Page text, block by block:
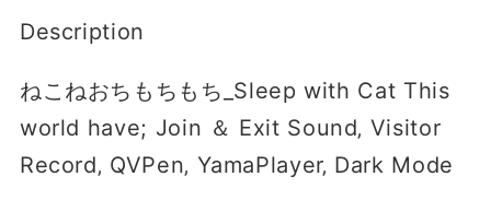
Description
ねこねおちもちもち_Sleep with Cat This
world have; Join ＆ Exit Sound‚ Visitor
Record‚ QVPen‚ YamaPlayer‚ Dark Mode